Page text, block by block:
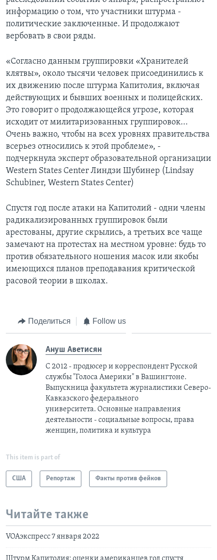
информацию о том, что участники штурма -
политические заключенные. И продолжают
вербовать в свои ряды.
«Согласно данным группировки «Хранителей
клятвы», около тысячи человек присоединились к
их движению после штурма Капитолия, включая
действующих и бывших военных и полицейских.
Это говорит о продолжающейся угрозе, которая
исходит от милитаризованных группировок...
Очень важно, чтобы на всех уровнях правительства
всерьез относились к этой проблеме», -
подчеркнула эксперт образовательной организации
Western States Center Линдзи Шубинер (Lindsay
Schubiner, Western States Center)
Спустя год после атаки на Капитолий - одни члены
радикализированных группировок были
арестованы, другие скрылись, а третьих все чаще
замечают на протестах на местном уровне: будь то
против обязательного ношения масок или якобы
имеющихся планов преподавания критической
расовой теории в школах.
Поделиться Follow us
Ануш Аветисян
С 2012 - продюсер и корреспондент Русской
службы "Голоса Америки" в Вашингтоне.
Выпускница факультета журналистики Северо-
Кавказского федерального
университета. Основные направления
деятельности - социальные вопросы, права
женщин, политика и культура
This item is part of
США Репортаж Факты против фейков
Читайте также
VOAэкспресс 7 января 2022